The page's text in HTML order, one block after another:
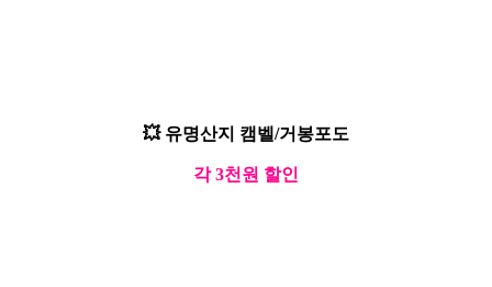
💥 유명산지 캠벨/거봉포도
각 3천원 할인